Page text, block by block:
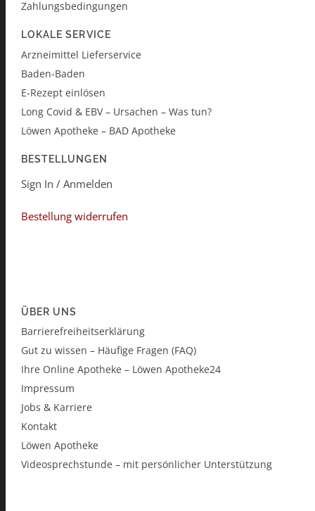
Zahlungsbedingungen
LOKALE SERVICE
Arzneimittel Lieferservice
Baden-Baden
E-Rezept einlösen
Long Covid & EBV – Ursachen – Was tun?
Löwen Apotheke – BAD Apotheke
BESTELLUNGEN
Sign In / Anmelden
Bestellung widerrufen
ÜBER UNS
Barrierefreiheitserklärung
Gut zu wissen – Häufige Fragen (FAQ)
Ihre Online Apotheke – Löwen Apotheke24
Impressum
Jobs & Karriere
Kontakt
Löwen Apotheke
Videosprechstunde – mit persönlicher Unterstützung